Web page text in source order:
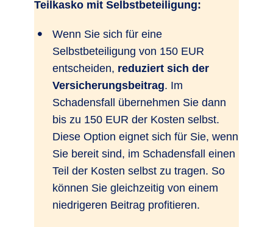
Teilkasko mit Selbstbeteiligung:
Wenn Sie sich für eine
Selbstbeteiligung von 150 EUR
entscheiden, reduziert sich der
Versicherungsbeitrag. Im
Schadensfall übernehmen Sie dann
bis zu 150 EUR der Kosten selbst.
Diese Option eignet sich für Sie, wenn
Sie bereit sind, im Schadensfall einen
Teil der Kosten selbst zu tragen. So
können Sie gleichzeitig von einem
niedrigeren Beitrag profitieren.